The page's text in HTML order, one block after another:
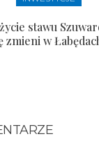
stawu
zmieni w